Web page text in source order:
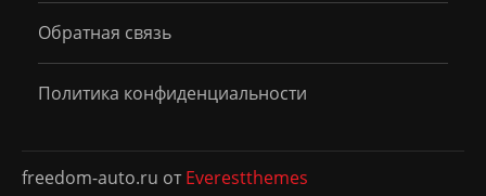
Обратная связь
Политика конфиденциальности
freedom-auto.ru отEverestthemes